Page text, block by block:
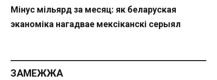
Мінус мільярд за месяц: як беларуская
эканоміка нагадвае мексіканскі серыял
ЗАМЕЖЖА